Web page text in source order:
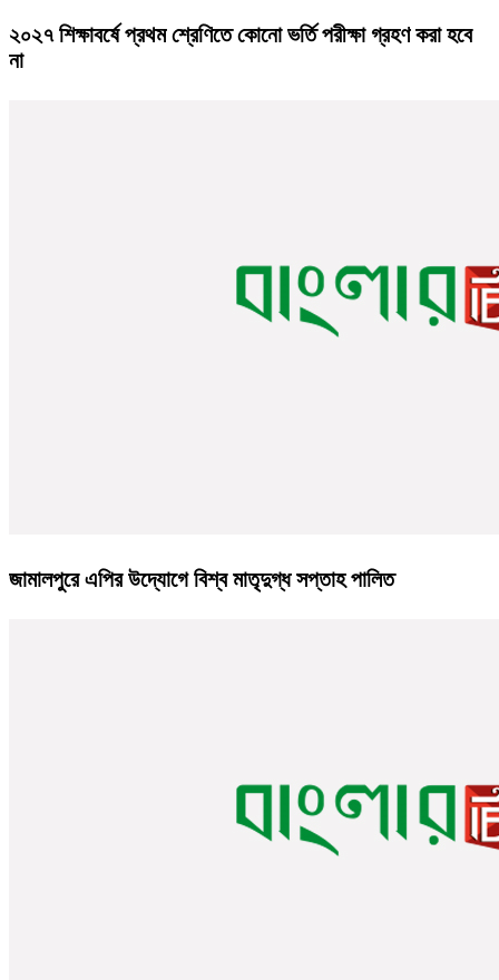
২০২৭ শিক্ষাবর্ষে প্রথম শ্রেণিতে কোনো ভর্তি পরীক্ষা গ্রহণ করা হবে
না
জামালপুরে এপির উদ্যোগে বিশ্ব মাতৃদুগ্ধ সপ্তাহ পালিত